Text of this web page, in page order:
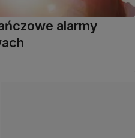
alarmy